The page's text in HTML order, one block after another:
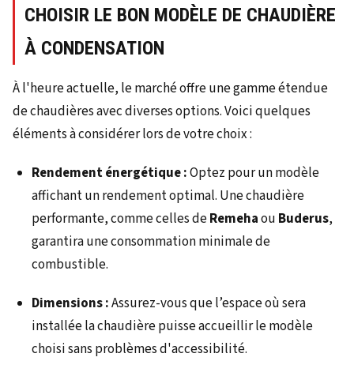
CHOISIR LE BON MODÈLE DE CHAUDIÈRE
À CONDENSATION
À l'heure actuelle, le marché offre une gamme étendue
de chaudières avec diverses options. Voici quelques
éléments à considérer lors de votre choix :
Rendement énergétique :Optez pour un modèle
affichant un rendement optimal. Une chaudière
performante, comme celles deRemehaou Buderus,
garantira une consommation minimale de
combustible.
Dimensions :Assurez-vous que l’espace où sera
installée la chaudière puisse accueillir le modèle
choisi sans problèmes d'accessibilité.